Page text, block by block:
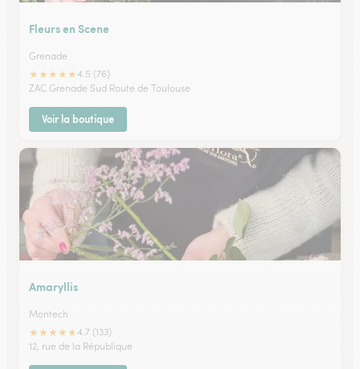
Fleurs en Scene
Grenade
★★★★★4.5 (76)
ZAC Grenade Sud Route de Toulouse
Voir la boutique
Amaryllis
Montech
★★★★★4.7 (133)
12, rue de la République